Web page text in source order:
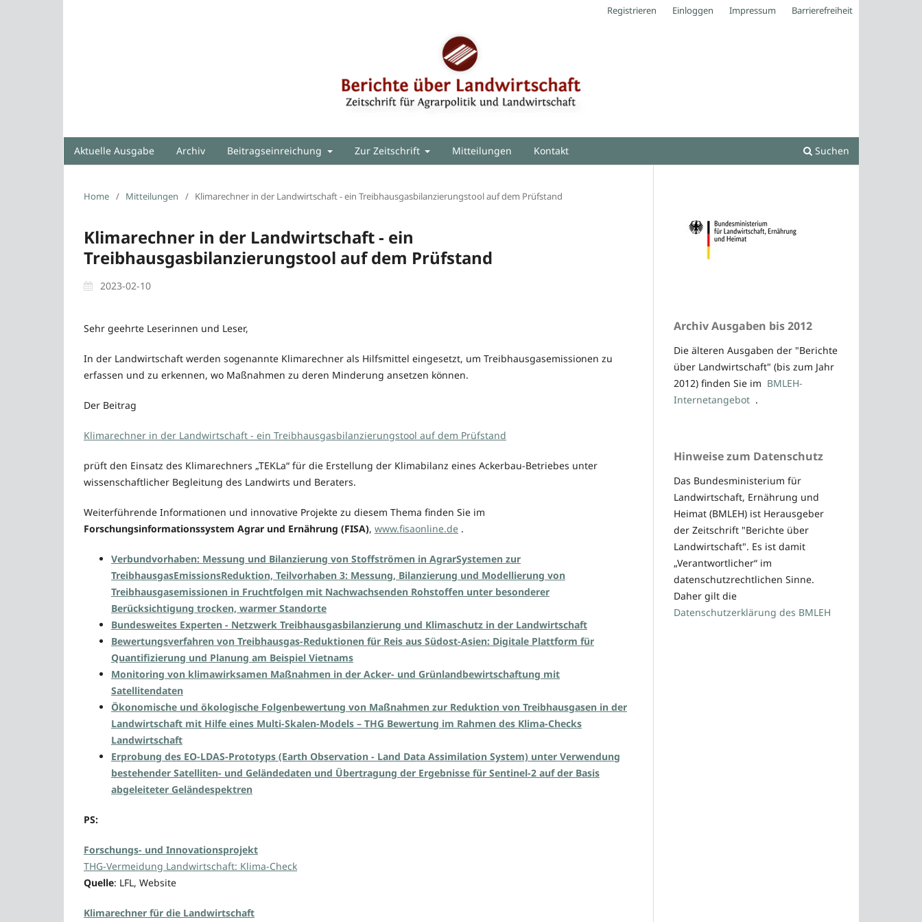
Aktuelle Ausgabe Archiv Beitragseinreichung Zur Zeitschrift Mitteilungen Kontakt Suchen
Registrieren Einloggen Impressum Barrierefreiheit
Home / Mitteilungen / Klimarechner in der Landwirtschaft - ein Treibhausgasbilanzierungstool auf dem Prüfstand
Klimarechner in der Landwirtschaft - ein
Treibhausgasbilanzierungstool auf dem Prüfstand
2023-02-10
Sehr geehrte Leserinnen und Leser,
In der Landwirtschaft werden sogenannte Klimarechner als Hilfsmittel eingesetzt, um Treibhausgasemissionen zu
erfassen und zu erkennen, wo Maßnahmen zu deren Minderung ansetzen können.
Der Beitrag
Klimarechner in der Landwirtschaft - ein Treibhausgasbilanzierungstool auf dem Prüfstand
prüft den Einsatz des Klimarechners „TEKLa“ für die Erstellung der Klimabilanz eines Ackerbau-Betriebes unter
wissenschaftlicher Begleitung des Landwirts und Beraters.
Weiterführende Informationen und innovative Projekte zu diesem Thema finden Sie im
Forschungsinformationssystem Agrar und Ernährung (FISA), www.fisaonline.de .
Verbundvorhaben: Messung und Bilanzierung von Stoffströmen in AgrarSystemen zur
TreibhausgasEmissionsReduktion, Teilvorhaben 3: Messung, Bilanzierung und Modellierung von
Treibhausgasemissionen in Fruchtfolgen mit Nachwachsenden Rohstoffen unter besonderer
Berücksichtigung trocken, warmer Standorte
Bundesweites Experten - Netzwerk Treibhausgasbilanzierung und Klimaschutz in der Landwirtschaft
Bewertungsverfahren von Treibhausgas-Reduktionen für Reis aus Südost-Asien: Digitale Plattform für
Quantifizierung und Planung am Beispiel Vietnams
Monitoring von klimawirksamen Maßnahmen in der Acker- und Grünlandbewirtschaftung mit
Satellitendaten
Ökonomische und ökologische Folgenbewertung von Maßnahmen zur Reduktion von Treibhausgasen in der
Landwirtschaft mit Hilfe eines Multi-Skalen-Models – THG Bewertung im Rahmen des Klima-Checks
Landwirtschaft
Erprobung des EO-LDAS-Prototyps (Earth Observation - Land Data Assimilation System) unter Verwendung
bestehender Satelliten- und Geländedaten und Übertragung der Ergebnisse für Sentinel-2 auf der Basis
abgeleiteter Geländespektren
PS:
Forschungs- und Innovationsprojekt
THG-Vermeidung Landwirtschaft: Klima-Check
Quelle: LFL, Website
Klimarechner für die Landwirtschaft
Archiv Ausgaben bis 2012
Die älteren Ausgaben der "Berichte
über Landwirtschaft" (bis zum Jahr
2012) finden Sie im BMLEH-
Internetangebot .
Hinweise zum Datenschutz
Das Bundesministerium für
Landwirtschaft, Ernährung und
Heimat (BMLEH) ist Herausgeber
der Zeitschrift "Berichte über
Landwirtschaft". Es ist damit
„Verantwortlicher“ im
datenschutzrechtlichen Sinne.
Daher gilt die
Datenschutzerklärung des BMLEH